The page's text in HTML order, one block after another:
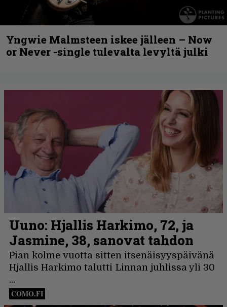
Yngwie Malmsteen iskee jälleen – Now
or Never -single tulevalta levyltä julki